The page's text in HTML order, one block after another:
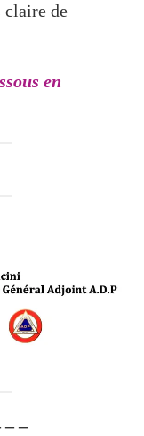
claire de
en
– –